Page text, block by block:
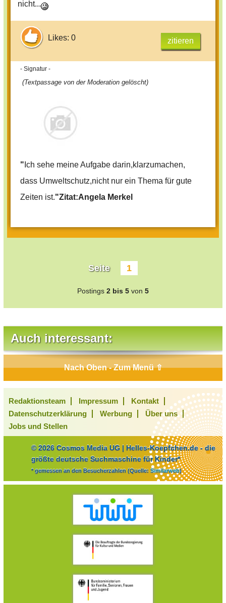
nicht...
Likes: 0 zitieren
- Signatur -
(Textpassage von der Moderation gelöscht)
" Ich sehe meine Aufgabe darin,klarzumachen,
dass Umweltschutz,nicht nur ein Thema für gute
Zeiten ist."Zitat:Angela Merkel
Seite 1
Postings 2 bis 5 von 5
Auch interessant:
Nach Oben - Zum Menü ⇧
Redaktionsteam Impressum
Kontakt
Datenschutzerklärung
Werbung
Über uns
Jobs und Stellen
© 2026 Cosmos Media UG | Helles-Koepfchen.de - die
größte deutsche Suchmaschine für Kinder*
* gemessen an den Besucherzahlen (Quelle: Similarweb)